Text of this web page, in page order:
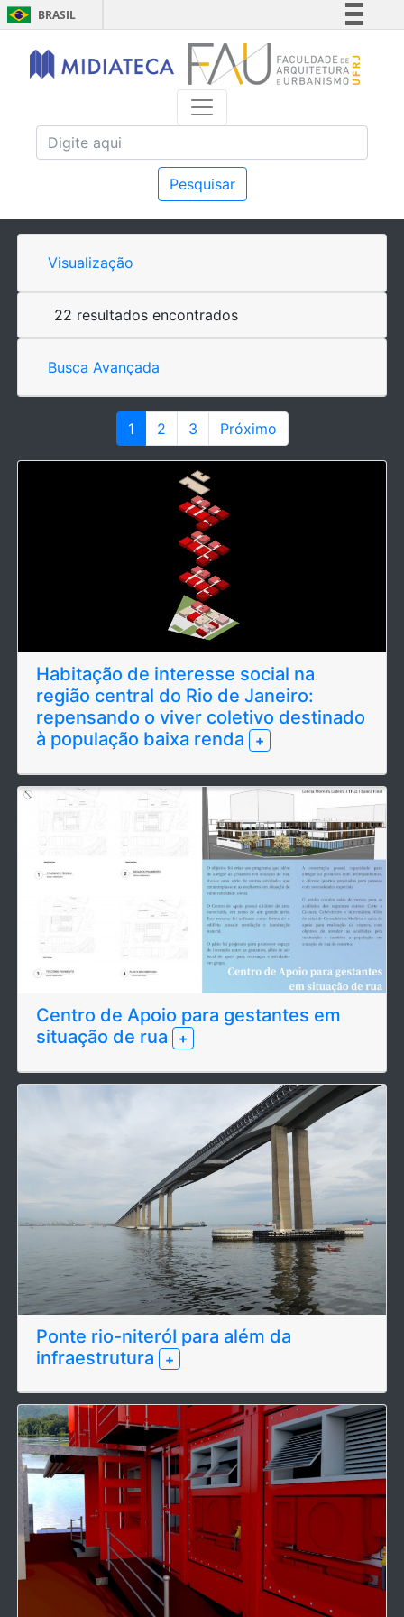
BRASIL
Simplifique!
Comunica BR
Acesso à informação
Pesquisar
Visualização
22 resultados encontrados
Busca Avançada
1 2 3 Próximo
Habitação de interesse social na
região central do Rio de Janeiro:
repensando o viver coletivo destinado
à população baixa renda
+
Centro de Apoio para gestantes em
situação de rua
+
Ponte rio-niteróI para além da
infraestrutura
+